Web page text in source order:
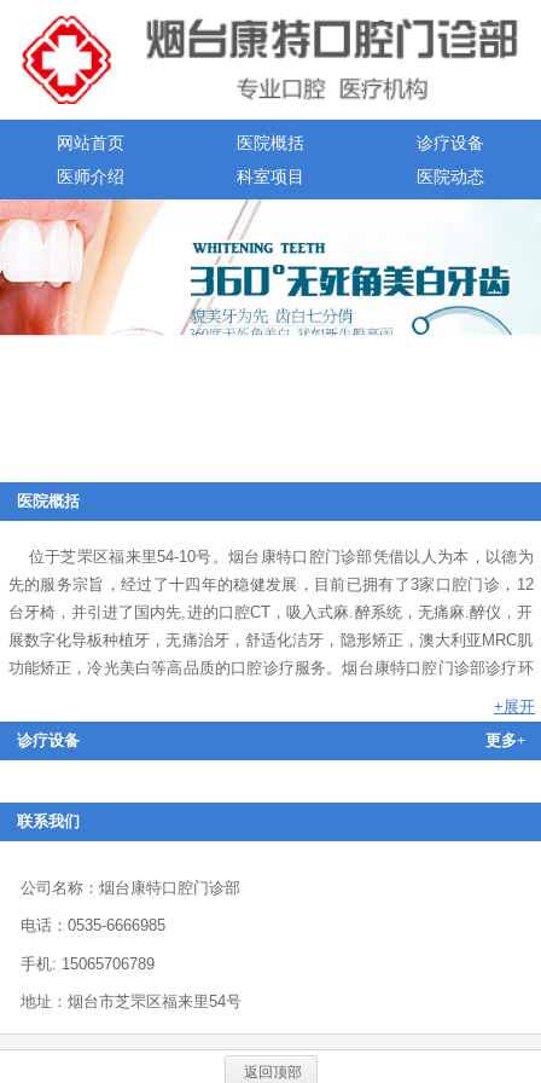
网站首页 医院概括
诊疗设备
医师介绍
科室项目 医院动态
医院概括
位于芝罘区福来里54-10号。烟台康特口腔门诊部凭借以人为本，以德为
先的服务宗旨，经过了十四年的稳健发展，目前已拥有了3家口腔门诊，12
台牙椅，并引进了国内先,进的口腔CT，吸入式麻.醉系统，无痛麻.醉仪，开
展数字化导板种植牙，无痛治牙，舒适化洁牙，隐形矫正，澳大利亚MRC肌
功能矫正，冷光美白等高品质的口腔诊疗服务。烟台康特口腔门诊部诊疗环
境舒服、私密、严谨、科学，拥有经验丰富、积极进取的医.疗团队，并不定
时聘请省内外知名专家、前来指导、培训、坐诊，并成为韩国奥齿泰种植、
美国BASIC种植，签约指定合作单位，门诊引进国内三次预真空高温高压消
来咨询，就诊。
+展开
诊疗设备
更多+
联系我们
公司名称：烟台康特口腔门诊部
电话：0535-6666985
手机: 15065706789
地址：烟台市芝罘区福来里54号
返回顶部